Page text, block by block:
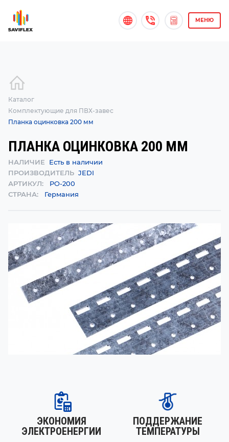
МЕНЮ
Каталог
Комплектующие для ПВХ-завес
Планка оцинковка 200 мм
ПЛАНКА ОЦИНКОВКА 200 ММ
НАЛИЧИЕ
Есть в наличии
ПРОИЗВОДИТЕЛЬ JEDI
АРТИКУЛ:
PO-200
СТРАНА:
Германия
ЭКОНОМИЯ
ЭЛЕКТРОЕНЕРГИИ
ПОДДЕРЖАНИЕ
ТЕМПЕРАТУРЫ